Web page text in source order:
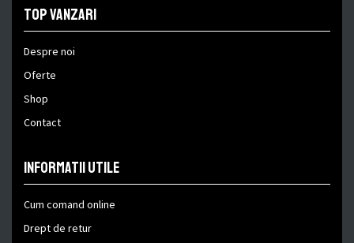
Top vanzari
Despre noi
Oferte
Shop
Contact
Informatii utile
Cum comand online
Drept de retur